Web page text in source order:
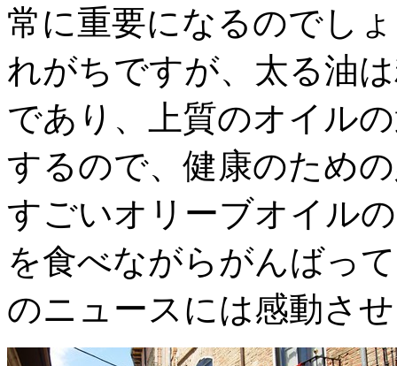
常に重要になるのでし
れがちですが、太る油
であり、上質のオイル
するので、健康のため
すごいオリーブオイル
を食べながらがんばっ
のニュースには感動さ